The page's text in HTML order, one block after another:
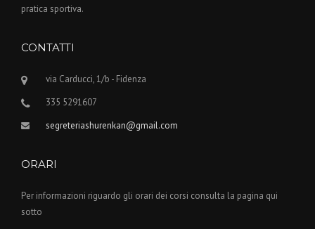
pratica sportiva.
CONTATTI
via Carducci, 1/b - Fidenza
335 5291607
segreteriashurenkan@gmail.com
ORARI
Per informazioni riguardo gli orari dei corsi consulta la pagina qui
sotto